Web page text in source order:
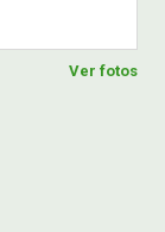
Ver fotos